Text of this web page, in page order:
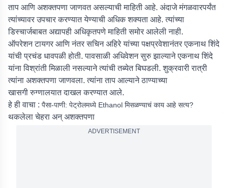
ताप आणि अशक्तपणा जाणवत असल्याची माहिती आहे. अंदाजे मंगळवारपर्यंत
त्यांच्यावर उपचार करण्यात येण्याची अधिक शक्यता आहे. त्यांच्या
डिस्चार्जबाबत अद्यापही अधिकृतपणे माहिती समोर आलेली नाही.
ऑपरेशन टायगर आणि नंतर सचिन अहिरे यांच्या पक्षप्रवेशानंतर एकनाथ शिंदे
यांची प्रचंड धावपळी होती. पावसाळी अधिवेशन सुरु झाल्याने एकनाथ शिंदे
यांना विश्रांती मिळाली नसल्याने त्यांची तब्येत बिघडली. शुक्रवारी रात्री
त्यांना अशक्तपणा जाणवला. त्यांना ताप आल्याने ठाण्याच्या
खासगी रुग्णालयात दाखल करण्यात आले.
हे ही वाचा : पैसा-पाणी: पेट्रोलमध्ये Ethanol मिसळण्याचं काय आहे सत्य?
थकलेला चेहरा अन् अशक्तपणा
ADVERTISEMENT